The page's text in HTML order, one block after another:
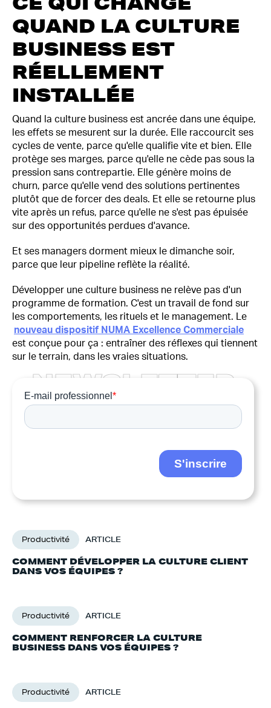
QUAND LA CULTURE
BUSINESS EST
RÉELLEMENT
INSTALLÉE
Quand la culture business est ancrée dans une équipe,
les effets se mesurent sur la durée. Elle raccourcit ses
cycles de vente, parce qu'elle qualifie vite et bien. Elle
protège ses marges, parce qu'elle ne cède pas sous la
pression sans contrepartie. Elle génère moins de
churn, parce qu'elle vend des solutions pertinentes
plutôt que de forcer des deals. Et elle se retourne plus
vite après un refus, parce qu'elle ne s'est pas épuisée
sur des opportunités perdues d'avance.
Et ses managers dorment mieux le dimanche soir,
parce que leur pipeline reflète la réalité.
Développer une culture business ne relève pas d'un
programme de formation. C'est un travail de fond sur
les comportements, les rituels et le management. Le
nouveau dispositif NUMA Excellence Commerciale
est conçue pour ça : entraîner des réflexes qui tiennent
sur le terrain, dans les vraies situations.
NEWSL ETTER
Productivité ARTICLE
COMMENT DÉVELOPPER LA CULTURE CLIENT
DANS VOS ÉQUIPES ?
Productivité ARTICLE
COMMENT RENFORCER LA CULTURE
BUSINESS DANS VOS ÉQUIPES ?
Productivité ARTICLE